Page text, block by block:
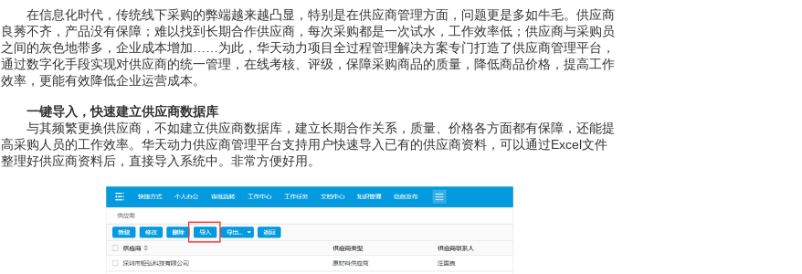
在信息化时代，传统线下采购的弊端越来越凸显，特别是在供应商管理方面，问题更是多如牛毛。供应商
良莠不齐，产品没有保障；难以找到长期合作供应商，每次采购都是一次试水，工作效率低；供应商与采购员
之间的灰色地带多，企业成本增加……为此，华天动力项目全过程管理解决方案专门打造了供应商管理平台，
通过数字化手段实现对供应商的统一管理，在线考核、评级，保障采购商品的质量，降低商品价格，提高工作
效率，更能有效降低企业运营成本。
一键导入，快速建立供应商数据库
与其频繁更换供应商，不如建立供应商数据库，建立长期合作关系，质量、价格各方面都有保障，还能提
高采购人员的工作效率。华天动力供应商管理平台支持用户快速导入已有的供应商资料，可以通过Excel文件
整理好供应商资料后，直接导入系统中。非常方便好用。